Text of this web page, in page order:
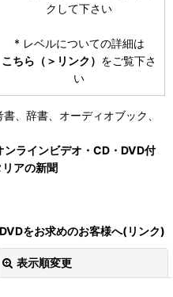
クして下さい
* レベルについての詳細は
こちら（＞リンク） をご覧下さ
い
、辞書、オーディオブック、
ンラインビデオ・CD・DVD付
リアの新聞
をお求めのお客様へ(リンク)
表示順変更